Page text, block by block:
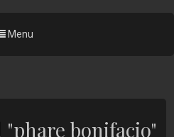
Menu
bonifacio"